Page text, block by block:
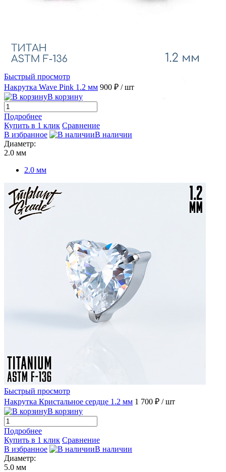
Быстрый просмотр
Накрутка Wave Pink 1.2 мм 900 ₽ / шт
В корзину
Подробнее
Купить в 1 клик Сравнение
В избранное
В наличии
Диаметр:
2.0 мм
2.0 мм
Быстрый просмотр
Накрутка Кристальное сердце 1.2 мм 1 700 ₽ / шт
В корзину
Подробнее
Купить в 1 клик Сравнение
В избранное
В наличии
Диаметр:
5.0 мм